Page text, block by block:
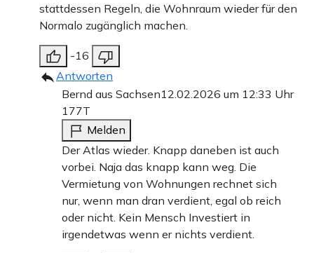
stattdessen Regeln, die Wohnraum wieder für den
Normalo zugänglich machen.
-16
Antworten
Bernd aus Sachsen12.02.2026 um 12:33 Uhr
177T
Melden
Der Atlas wieder. Knapp daneben ist auch
vorbei. Naja das knapp kann weg. Die
Vermietung von Wohnungen rechnet sich
nur, wenn man dran verdient, egal ob reich
oder nicht. Kein Mensch Investiert in
irgendetwas wenn er nichts verdient.